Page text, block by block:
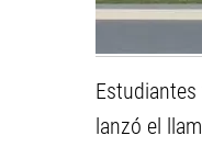
lanzó el